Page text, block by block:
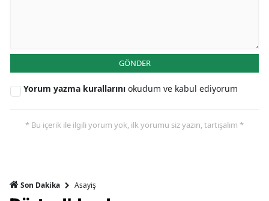
GÖNDER
Yorum yazma kurallarını okudum ve kabul ediyorum
* Bu içerik ile ilgili yorum yok, ilk yorumu siz yazın, tartışalım *
Son Dakika Asayiş